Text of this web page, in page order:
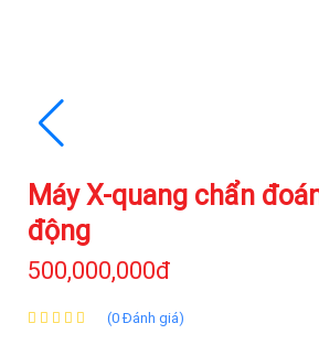
Máy X-quang chẩn
động
500,000,000đ
(0 Đánh giá)